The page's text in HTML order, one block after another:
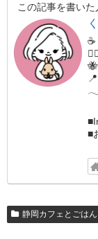
この記事を書いた
𓂃
■
静岡カフェとごはん